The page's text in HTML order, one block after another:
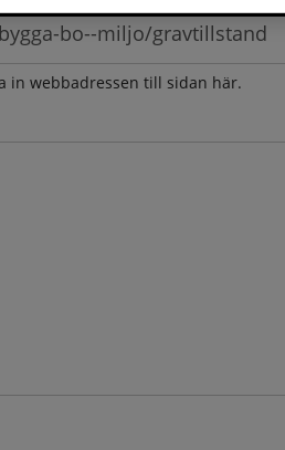
in webbadressen till sidan här.